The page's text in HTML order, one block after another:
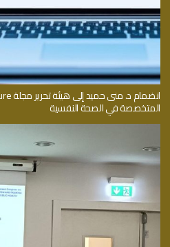
المتخصصة في الصحة النفسية